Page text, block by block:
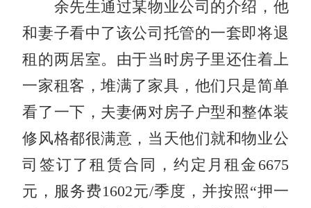
余先生通过某物业公司的介绍，他
和妻子看中了该公司托管的一套即将退
租的两居室。由于当时房子里还住着上
一家租客，堆满了家具，他们只是简单
看了一下，夫妻俩对房子户型和整体装
修风格都很满意，当天他们就和物业公
司签订了租赁合同，约定月租金6675
元，服务费1602元/季度，并按照“押一